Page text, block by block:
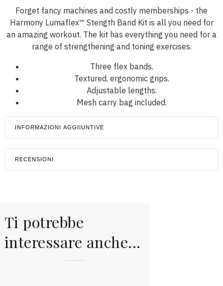
Forget fancy machines and costly memberships - the
Harmony Lumaflex™ Stength Band Kit is all you need for
an amazing workout. The kit has everything you need for a
range of strengthening and toning exercises.
Three flex bands.
Textured, ergonomic grips.
Adjustable lengths.
Mesh carry bag included.
INFORMAZIONI AGGIIUNTIVE
RECENSIONI
Ti potrebbe
interessare anche...